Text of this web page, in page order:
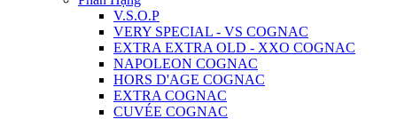
V.S.O.P
VERY SPECIAL - VS COGNAC
EXTRA EXTRA OLD - XXO COGNAC
NAPOLEON COGNAC
HORS D'AGE COGNAC
EXTRA COGNAC
CUVÉE COGNAC